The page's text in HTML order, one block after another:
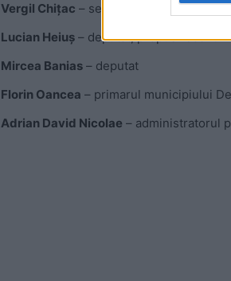
Vergil Chițac – senator, candidat la
Lucian Heiuș – deputat, propus recent
Mircea Banias – deputat
Florin Oancea – primarul municipiului
Adrian David Nicolae – administratorul